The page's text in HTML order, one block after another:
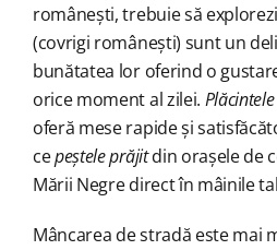
românești, trebuie să
(covrigi românești) sunt un
bunătatea lor oferind o
orice moment al zilei. Plăcintele
oferă mese rapide și
cepeștele prăjitdin orașele de
Mării Negre direct în mâinile
Mâncarea de stradă este mai